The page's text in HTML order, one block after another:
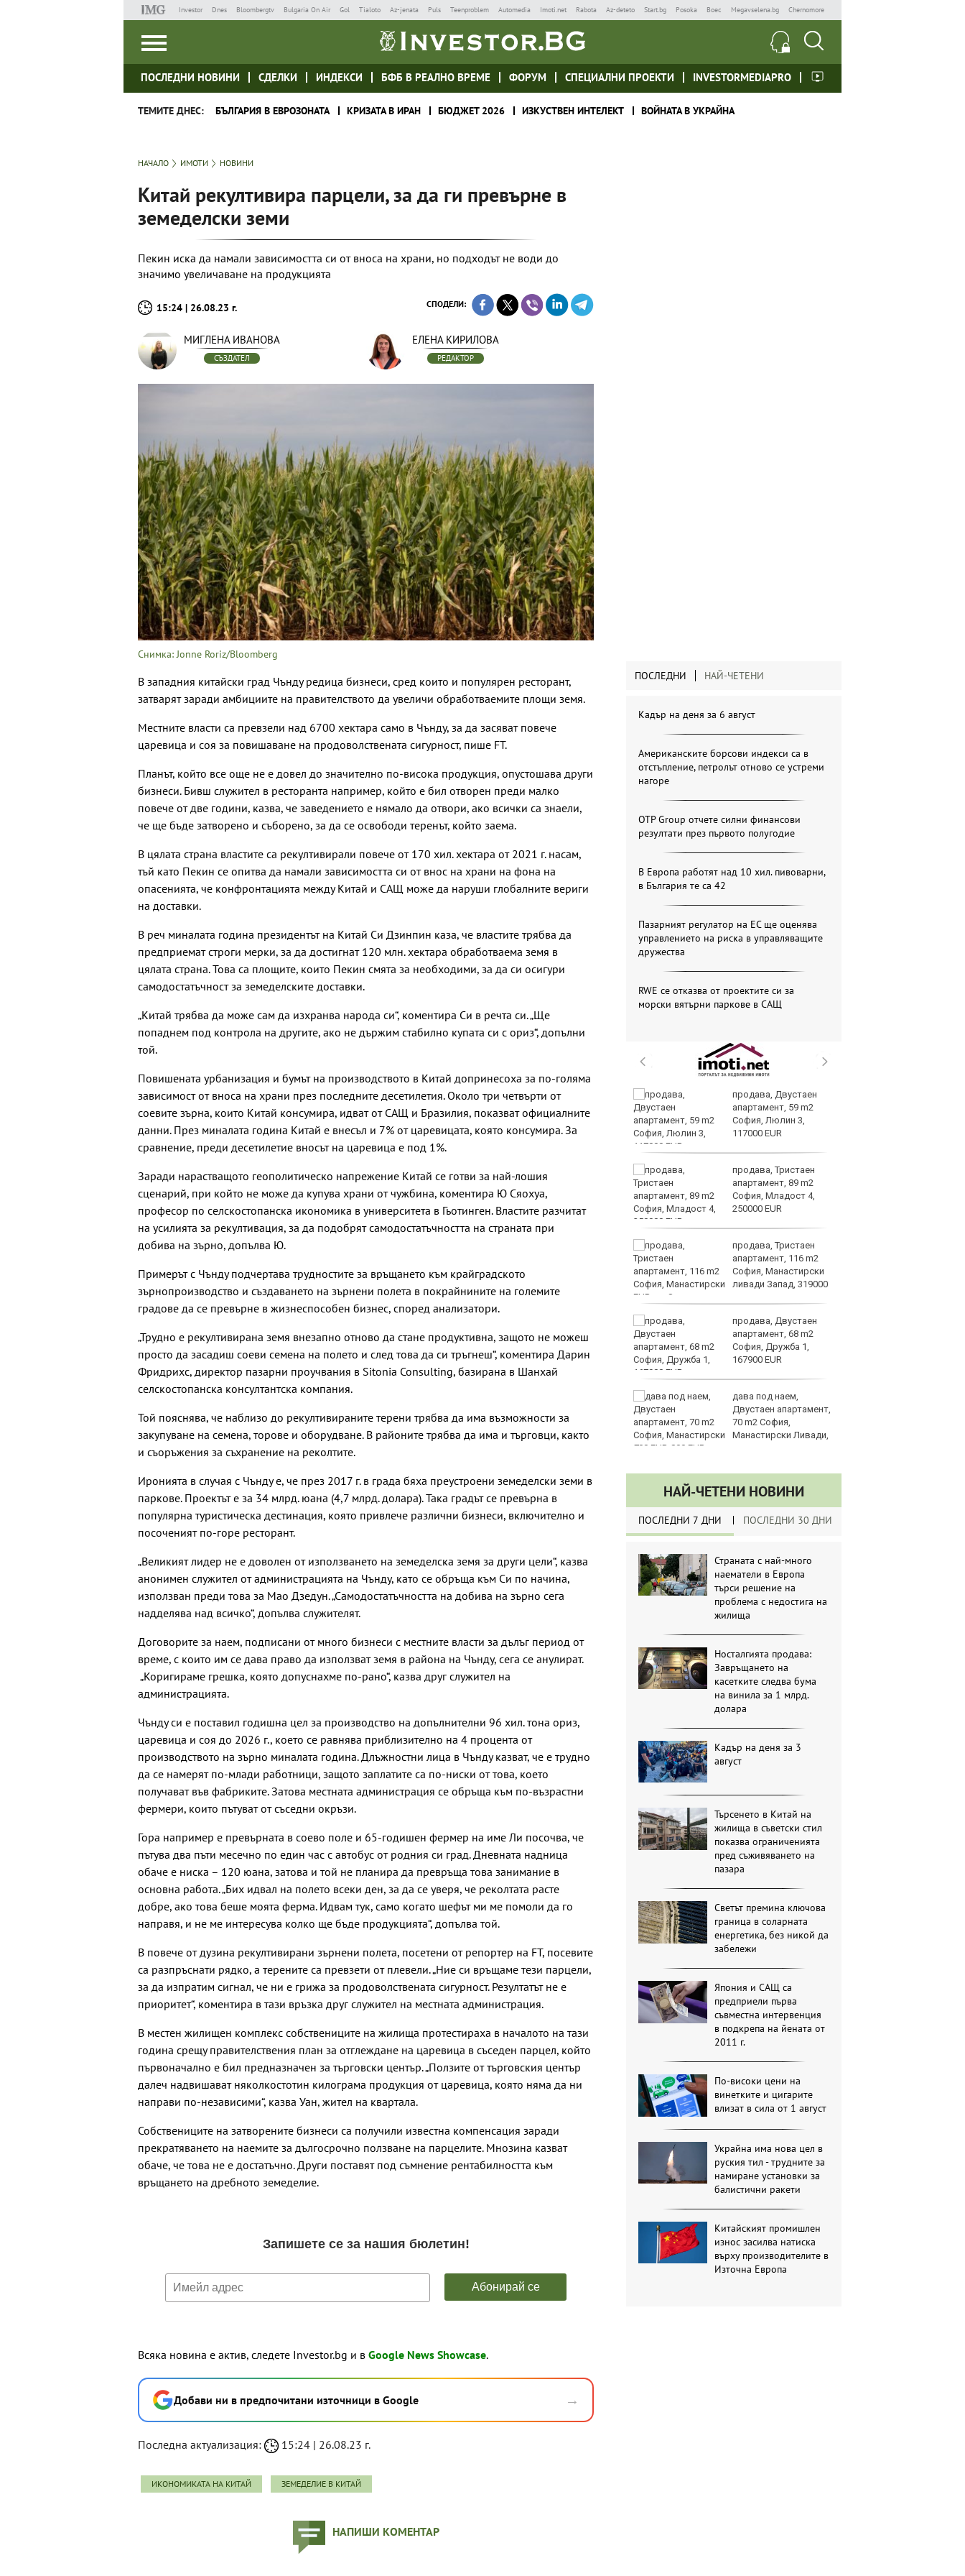
Investor Dnes Bloombergtv Bulgaria On Air Gol Tialoto Az-jenata Puls Teenproblem Automedia Imoti.net Rabota Az-deteto Start.bg Posoka Boec Megavselena.bg Chernomore
ПОСЛЕДНИ НОВИНИ СДЕЛКИ ИНДЕКСИ БФБ В РЕАЛНО ВРЕМЕ ФОРУМ СПЕЦИАЛНИ ПРОЕКТИ INVESTORMEDIAPRO
ТЕМИТЕ ДНЕС: БЪЛГАРИЯ В ЕВРОЗОНАТА КРИЗАТА В ИРАН БЮДЖЕТ 2026 ИЗКУСТВЕН ИНТЕЛЕКТ ВОЙНАТА В УКРАЙНА
НАЧАЛО ИМОТИ НОВИНИ
Китай рекултивира парцели, за да ги превърне в
земеделски земи
Пекин иска да намали зависимостта си от вноса на храни, но подходът не води до
значимо увеличаване на продукцията
15:24 | 26.08.23 г. СПОДЕЛИ:
МИГЛЕНА ИВАНОВА
СЪЗДАТЕЛ
ЕЛЕНА КИРИЛОВА
РЕДАКТОР
Снимка: Jonne Roriz/Bloomberg
В западния китайски град Чънду редица бизнеси, сред които и популярен ресторант,
затварят заради амбициите на правителството да увеличи обработваемите площи земя.
Местните власти са превзели над 6700 хектара само в Чънду, за да засяват повече
царевица и соя за повишаване на продоволствената сигурност, пише FT.
Планът, който все още не е довел до значително по-висока продукция, опустошава други
бизнеси. Бивш служител в ресторанта например, който е бил отворен преди малко
повече от две години, казва, че заведението е нямало да отвори, ако всички са знаели,
че ще бъде затворено и съборено, за да се освободи теренът, който заема.
В цялата страна властите са рекултивирали повече от 170 хил. хектара от 2021 г. насам,
тъй като Пекин се опитва да намали зависимостта си от внос на храни на фона на
опасенията, че конфронтацията между Китай и САЩ може да наруши глобалните вериги
на доставки.
В реч миналата година президентът на Китай Си Дзинпин каза, че властите трябва да
предприемат строги мерки, за да достигнат 120 млн. хектара обработваема земя в
цялата страна. Това са площите, които Пекин смята за необходими, за да си осигури
самодостатъчност за земеделските доставки.
„Китай трябва да може сам да изхранва народа си“, коментира Си в речта си. „Ще
попаднем под контрола на другите, ако не държим стабилно купата си с ориз“, допълни
той.
Повишената урбанизация и бумът на производството в Китай допринесоха за по-голяма
зависимост от вноса на храни през последните десетилетия. Около три четвърти от
соевите зърна, които Китай консумира, идват от САЩ и Бразилия, показват официалните
данни. През миналата година Китай е внесъл и 7% от царевицата, която консумира. За
сравнение, преди десетилетие вносът на царевица е под 1%.
Заради нарастващото геополитическо напрежение Китай се готви за най-лошия
сценарий, при който не може да купува храни от чужбина, коментира Ю Сяохуа,
професор по селскостопанска икономика в университета в Гьотинген. Властите разчитат
на усилията за рекултивация, за да подобрят самодостатъчността на страната при
добива на зърно, допълва Ю.
Примерът с Чънду подчертава трудностите за връщането към крайградското
зърнопроизводство и създаването на зърнени полета в покрайнините на големите
градове да се превърне в жизнеспособен бизнес, според анализатори.
„Трудно е рекултивирана земя внезапно отново да стане продуктивна, защото не можеш
просто да засадиш соеви семена на полето и след това да си тръгнеш“, коментира Дарин
Фридрихс, директор пазарни проучвания в Sitonia Consulting, базирана в Шанхай
селскостопанска консултантска компания.
Той пояснява, че наблизо до рекултивираните терени трябва да има възможности за
закупуване на семена, торове и оборудване. В районите трябва да има и търговци, както
и съоръжения за съхранение на реколтите.
Иронията в случая с Чънду е, че през 2017 г. в града бяха преустроени земеделски земи в
паркове. Проектът е за 34 млрд. юана (4,7 млрд. долара). Така градът се превърна в
популярна туристическа дестинация, която привлече различни бизнеси, включително и
посоченият по-горе ресторант.
„Великият лидер не е доволен от използването на земеделска земя за други цели“, казва
анонимен служител от администрацията на Чънду, като се обръща към Си по начина,
използван преди това за Мао Дзедун. „Самодостатъчността на добива на зърно сега
надделява над всичко“, допълва служителят.
Договорите за наем, подписани от много бизнеси с местните власти за дълъг период от
време, с които им се дава право да използват земя в района на Чънду, сега се анулират.
„Коригираме грешка, която допуснахме по-рано“, казва друг служител на
администрацията.
Чънду си е поставил годишна цел за производство на допълнителни 96 хил. тона ориз,
царевица и соя до 2026 г., което се равнява приблизително на 4 процента от
производството на зърно миналата година. Длъжностни лица в Чънду казват, че е трудно
да се намерят по-млади работници, защото заплатите са по-ниски от това, което
получават във фабриките. Затова местната администрация се обръща към по-възрастни
фермери, които пътуват от съседни окръзи.
Гора например е превърната в соево поле и 65-годишен фермер на име Ли посочва, че
пътува два пъти месечно по един час с автобус от родния си град. Дневната надница
обаче е ниска – 120 юана, затова и той не планира да превръща това занимание в
основна работа. „Бих идвал на полето всеки ден, за да се уверя, че реколтата расте
добре, ако това беше моята ферма. Идвам тук, само когато шефът ми ме помоли да го
направя, и не ме интересува колко ще бъде продукцията“, допълва той.
В повече от дузина рекултивирани зърнени полета, посетени от репортер на FT, посевите
са разпръснати рядко, а терените са превзети от плевели. „Ние си връщаме тези парцели,
за да изпратим сигнал, че ни е грижа за продоволствената сигурност. Резултатът не е
приоритет“, коментира в тази връзка друг служител на местната администрация.
В местен жилищен комплекс собствениците на жилища протестираха в началото на тази
година срещу правителствения план за отглеждане на царевица в съседен парцел, който
първоначално е бил предназначен за търговски център. „Ползите от търговския център
далеч надвишават няколкостотин килограма продукция от царевица, която няма да ни
направи по-независими“, казва Уан, жител на квартала.
Собствениците на затворените бизнеси са получили известна компенсация заради
прекратяването на наемите за дългосрочно ползване на парцелите. Мнозина казват
обаче, че това не е достатъчно. Други поставят под съмнение рентабилността към
връщането на дребното земеделие.
Всяка новина е актив, следете Investor.bg и в Google News Showcase.
Добави ни в предпочитани източници в Google →
Последна актуализация: 15:24 | 26.08.23 г.
ИКОНОМИКАТА НА КИТАЙ ЗЕМЕДЕЛИЕ В КИТАЙ
НАПИШИ КОМЕНТАР
ПОСЛЕДНИ НАЙ-ЧЕТЕНИ
Кадър на деня за 6 август
Американските борсови индекси са в
отстъпление, петролът отново се устреми
нагоре
OTP Group отчете силни финансови
резултати през първото полугодие
В Европа работят над 10 хил. пивоварни,
в България те са 42
Пазарният регулатор на ЕС ще оценява
управлението на риска в управляващите
дружества
RWE се отказва от проектите си за
морски вятърни паркове в САЩ
Винисиус Жуниор
преподписа с Реал
(Мадрид)
Макаби като гост
медицината
4295 долара за унция
Спартакиадата на ВМС
продава, Двустаен
апартамент, 59 m2
София, Люлин 3,
117000 EUR
продава, Тристаен
апартамент, 89 m2
София, Младост 4,
250000 EUR
продава, Тристаен
апартамент, 116 m2
София, Манастирски
ливади Запад, 319000
EUR
продава, Двустаен
апартамент, 68 m2
София, Дружба 1,
167900 EUR
дава под наем,
Двустаен апартамент,
70 m2 София,
Манастирски Ливади,
800 EUR
НАЙ-ЧЕТЕНИ НОВИНИ
ПОСЛЕДНИ 7 ДНИ ПОСЛЕДНИ 30 ДНИ
Страната с най-много
наематели в Европа
търси решение на
проблема с недостига на
жилища
Носталгията продава:
Завръщането на
касетките следва бума
на винила за 1 млрд.
долара
Кадър на деня за 3
август
Търсенето в Китай на
жилища в съветски стил
показва ограниченията
пред съживяването на
пазара
Светът премина ключова
граница в соларната
енергетика, без никой да
забележи
Япония и САЩ са
предприели първа
съвместна интервенция
в подкрепа на йената от
2011 г.
По-високи цени на
винетките и цигарите
влизат в сила от 1 август
Украйна има нова цел в
руския тил - трудните за
намиране установки за
балистични ракети
Китайският промишлен
износ засилва натиска
върху производителите в
Източна Европа